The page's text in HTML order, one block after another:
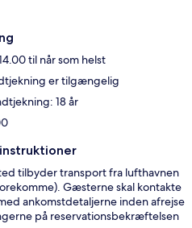
til når som helst
er tilgængelig
18 år
tilbyder transport fra lufthavnen
Gæsterne skal kontakte
ankomstdetaljerne inden afrejse
på reservationsbekræftelsen